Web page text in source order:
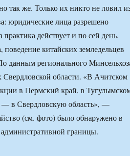
так же. Только их никто не ловил
юридические лица разрешено
действует и по сей день.
поведение китайских земледельцев
данным регионального
области. «В Ачитском
в Пермский край, в
в Свердловскую область», —
(см. фото) было обнаружено в
границы.